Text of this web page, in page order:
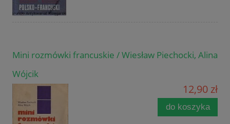
Mini rozmówki francuskie / Wiesław Piechocki, Alina
Wójcik
12,90 zł
do koszyka